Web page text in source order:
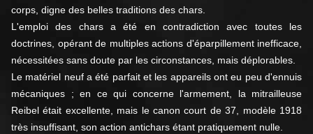
corps, digne des belles traditions des chars.
L'emploi des chars a été en contradiction avec toutes les
doctrines, opérant de multiples actions d'éparpillement inefficace,
nécessitées sans doute par les circonstances, mais déplorables.
Le matériel neuf a été parfait et les appareils ont eu peu d'ennuis
mécaniques ; en ce qui concerne l'armement, la mitrail­leuse
Reibel était excellente, mais le canon court de 37, modèle 1918
très insuffisant, son action antichars étant pratiquement nulle.